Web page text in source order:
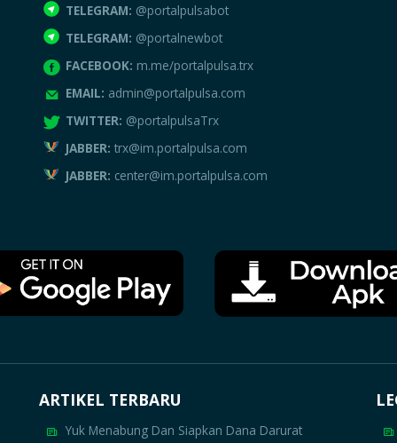
TELEGRAM: @portalpulsabot
TELEGRAM: @portalnewbot
FACEBOOK: m.me/portalpulsa.trx
EMAIL: admin@portalpulsa.com
TWITTER: @portalpulsaTrx
JABBER: trx@im.portalpulsa.com
JABBER: center@im.portalpulsa.com
ARTIKEL TERBARU
Yuk Menabung Dan Siapkan Dana Darurat